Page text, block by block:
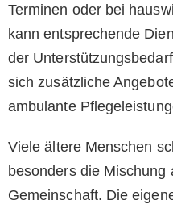
Terminen oder bei
kann entsprechende
der
sich zusätzliche
ambulante
Viele ältere Menschen
besonders die Mischung
Gemeinschaft. Die